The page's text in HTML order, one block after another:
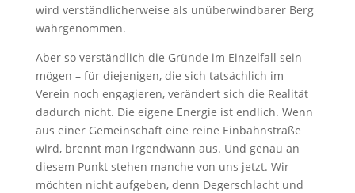
wird verständlicherweise als unüberwindbarer Berg
wahrgenommen.
Aber so verständlich die Gründe im Einzelfall sein
mögen – für diejenigen, die sich tatsächlich im
Verein noch engagieren, verändert sich die Realität
dadurch nicht. Die eigene Energie ist endlich. Wenn
aus einer Gemeinschaft eine reine Einbahnstraße
wird, brennt man irgendwann aus. Und genau an
diesem Punkt stehen manche von uns jetzt. Wir
möchten nicht aufgeben, denn Degerschlacht und